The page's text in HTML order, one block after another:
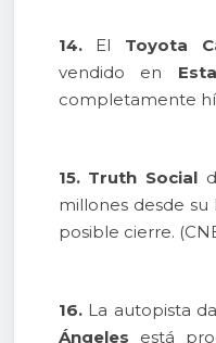
14.El Toyota
vendido en
completamente
15. Truth Social
millones desde
posible cierre.
16.La autopista
Ángeles está